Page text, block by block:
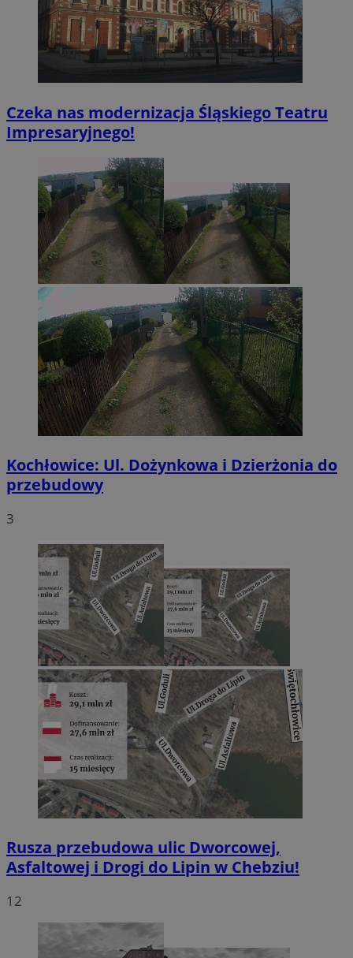
Czeka nas modernizacja Śląskiego Teatru
Impresaryjnego!
Kochłowice: Ul. Dożynkowa i Dzierżonia do
przebudowy
3
Rusza przebudowa ulic Dworcowej,
Asfaltowej i Drogi do Lipin w Chebziu!
12